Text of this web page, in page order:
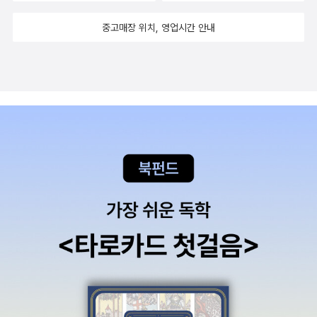
서 이자혜를 안 뒤 2년 동안 있었던 일을 일기 형식으로 풀었다. 그녀
해지고 흐려질 것이다. 분쟁과 이견의 장소인 페미니즘을 다시 사유
지 오랜 시간이 걸렸다. 자신의 자리가 피해자의 곁이라고 하면서 불
참한 사람도, 글을 쓰기로 한 뒤에도 고민을 거듭하다 끝내 쓰기를 포
기한 사람도 있었다. 그만큼 조심스러웠고 고민이 많았다. 혹시라도
감응할 수 있는 사람들이 과연 얼마나 될까. 모임에 함께했던 사람들
으로서 여느 사람들과 동일한 압박을 받고 있음을 잘 알았다. 그럼에
도 불구하고 끝내 이야기를 쓰고 이를 묶은 것은, 지금 여기의 가장 첨
블로그 글을 썼다. 인지부조화처럼 혼란한 상태를 감안하면 이해되지
않는 것도 아니다. 나는 B에게 어떤 동정도 가지 않는다. 미숙했던 이
책의 필진, 바깥의 우리 모두 각자의 도덕관념과 가치관으로 자기가
말하고 싶은 바만 말하고 있다. “동일한 사건이라 하더라도 그 사건을
기억하는 사람들은 저마다 다른 내러티브에 따라 다른 경험으로 인
식”한다는 철학자 이언 해킹(「도덕적 폭력」, 허성원)의 분석처럼. 이
사건에서 객관적이고 적확한 제삼자의 시각은 전혀 보이지 않는다.
의 보전 조치를 보장하여야 한다는 것이다. 심지어 독일 나치 수용소
사태의 빌미가 된 남혐과 한남트윗 등에 대하여는 반성을 촉구합니
페미니즘이란 단어를 언급하는 일 만으로도 부정적인 것으로 취급/분
어지는 순서로 읽는 것도 좋을 것 같다. 가장 마음에 들었던 부분은 6
마지막에 읽는 것을 추천한다. 전체적인 흐름을 잘 아우르는 내용이
었다. 개인적으로 이자혜와 거리를 둔 내용의 글이 더 있었다면 좋았
을 것이란 아쉬움이 남는다. 개인적으로/심정적으로 그녀와 연결되어
있지 않은 입장에서 사건을 해석한 글도 접해보고 싶었다. 번외로 아
쉬운 점은 우리 시대의 질문 시리즈가 꽤 좋은 기획으로 출간되고 있
는 것 같은데 어떤 목록이 있는지 찾아봐도 검색이 잘 걸리지 않는다.
팽목항에서 불어오는 바람 1, 여성혐오가 어쨌다구? 2, 곁에 서다 3
까지만 대표 포털에서 검색되고, 인터넷 서점에서도 헬조선에는 정신
년 한국에서 만난 10대 여공들과 그들의 문학적 열정에 매료된 호주
업군인 아버지와 전업주부 어머니, 누나둘과 형 하나, 철호 여섯 식구
있고 기성이의 아버지는 폐병을 앓고 있다. 셋은 봉천동을 휘젓고 다
니며 어린 시절을 보낸다. 내가 아는 s는 깡촌에서 살았다고 한다. 나
는 도시에서 살았지만 풍족한 삶이 아니었기에 주식은 라면이었고 간
렇게 어린시절부터 밀가루를 엄청 먹어댔고 지금도 여전히 밀가루 음
식을 잘 먹는데, s는 만두도 커서 먹어봤고 라면조차 구경하기 힘들었
중고매장 위치, 영업시간 안내